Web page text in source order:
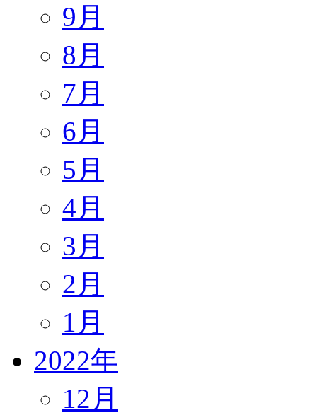
9月
8月
7月
6月
5月
4月
3月
2月
1月
2022年
12月